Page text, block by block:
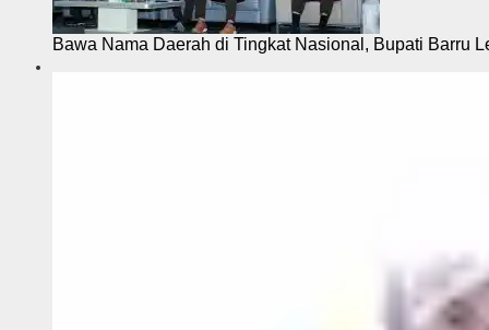
Bawa Nama Daerah di Tingkat Nasional, Bupati Barru